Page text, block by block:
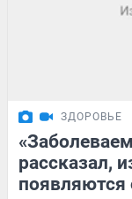
ЗДОРОВЬЕ
рассказал,
появляются